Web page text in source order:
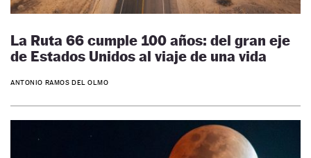
La Ruta 66 cumple 100 años: del gran eje
de Estados Unidos al viaje de una vida
ANTONIO RAMOS DEL OLMO